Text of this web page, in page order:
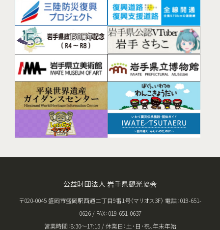
公益財団法人 岩手県観光協会
〒020-0045 盛岡市盛岡駅西通二丁目9番1号（マリオス3F） 電話：019-651-
0626 / FAX：019-651-0637
営業時間：8:30〜17:15 / 休業日：土･日･祝、年末年始